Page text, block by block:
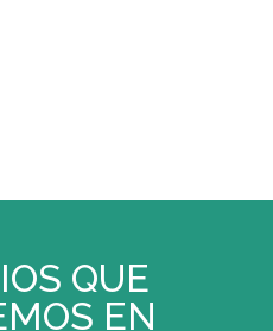
QUE
EN